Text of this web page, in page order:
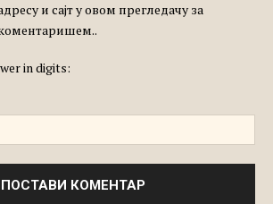
и сајт у овом прегледачу за
in digits: